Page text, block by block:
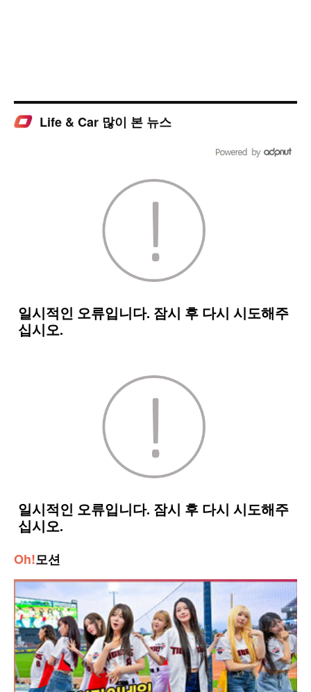
Life & Car 많이 본 뉴스
Oh!모션